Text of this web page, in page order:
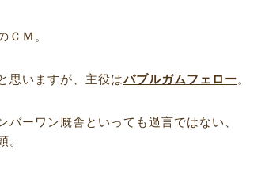
ＣＭ。
思いますが、主役はバブルガムフェロー。
バーワン厩舎といっても過言ではない、
。